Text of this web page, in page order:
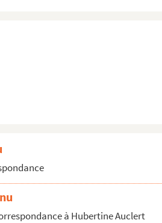
à Hubertine Auclert